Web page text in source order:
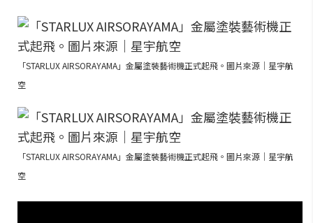
「STARLUX AIRSORAYAMA」金屬塗裝藝術機正式起飛。圖片來源｜星宇航
空
「STARLUX AIRSORAYAMA」金屬塗裝藝術機正式起飛。圖片來源｜星宇航
空